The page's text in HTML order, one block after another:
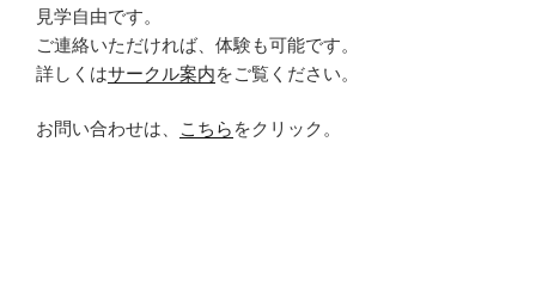
見学自由です。
ご連絡いただければ、体験も可能です。
詳しくはサークル案内をご覧ください。
お問い合わせは、 こちら をクリック。